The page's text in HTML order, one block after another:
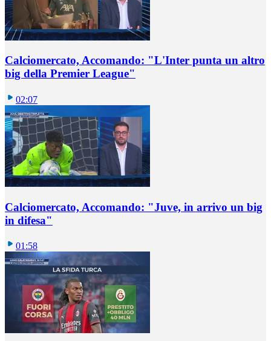
Calciomercato, Accomando: "L'Inter punta un altro
big della Premier League"
02:07
Calciomercato, Accomando: "Juve, in arrivo un big
in difesa"
01:58